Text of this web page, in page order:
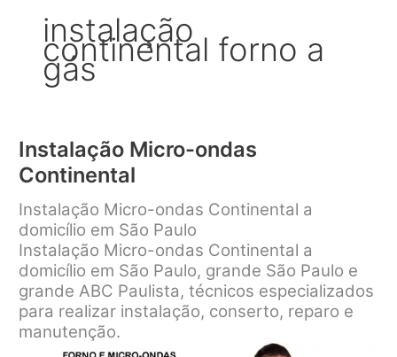
instalação
continental forno a
gás
Instalação Micro-ondas
Continental
Instalação Micro-ondas Continental a
domicílio em São Paulo
Instalação Micro-ondas Continental a
domicílio em São Paulo, grande São Paulo e
grande ABC Paulista, técnicos especializados
para realizar instalação, conserto, reparo e
manutenção.